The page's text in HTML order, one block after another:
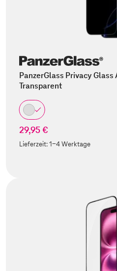
PanzerGlass Privacy Glass
Transparent
29,95 €
Lieferzeit:1-4 Werktage